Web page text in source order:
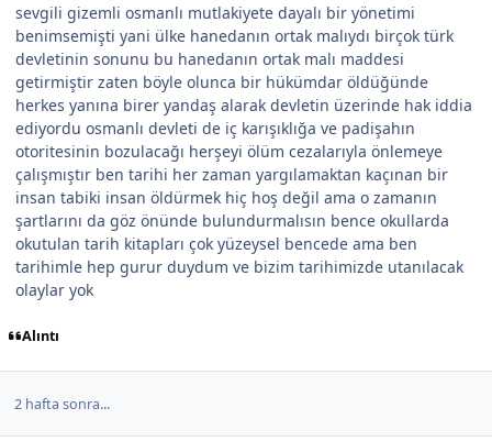
sevgili gizemli osmanlı mutlakiyete dayalı bir yönetimi
benimsemişti yani ülke hanedanın ortak malıydı birçok türk
devletinin sonunu bu hanedanın ortak malı maddesi
getirmiştir zaten böyle olunca bir hükümdar öldüğünde
herkes yanına birer yandaş alarak devletin üzerinde hak iddia
ediyordu osmanlı devleti de iç karışıklığa ve padişahın
otoritesinin bozulacağı herşeyi ölüm cezalarıyla önlemeye
çalışmıştır ben tarihi her zaman yargılamaktan kaçınan bir
insan tabiki insan öldürmek hiç hoş değil ama o zamanın
şartlarını da göz önünde bulundurmalısın bence okullarda
okutulan tarih kitapları çok yüzeysel bencede ama ben
tarihimle hep gurur duydum ve bizim tarihimizde utanılacak
olaylar yok
Alıntı
2 hafta sonra...